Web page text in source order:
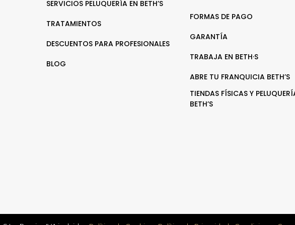
SERVICIOS PELUQUERÍA EN BETH’S
TRATAMIENTOS
DESCUENTOS PARA PROFESIONALES
BLOG
FORMAS DE PAGO
GARANTÍA
TRABAJA EN BETH·S
ABRE TU FRANQUICIA BETH’S
TIENDAS FÍSICAS Y
BETH’S